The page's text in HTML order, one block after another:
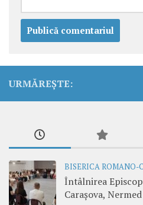
URMĂREȘTE:
BISERICA ROMANO-
Întâlnirea
Carașova,